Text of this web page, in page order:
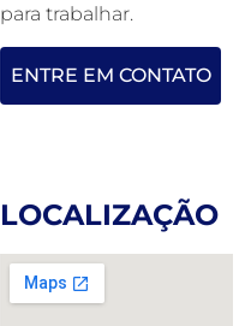
para trabalhar.
ENTRE EM CONTATO
LOCALIZAÇÃO